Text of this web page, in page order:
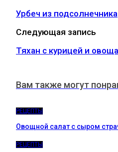
Урбеч из подсолнечника
Следующая запись
Тяхан с курицей и
Вам также могут
РЕЦЕПТЫ
Овощной салат с сыром
РЕЦЕПТЫ